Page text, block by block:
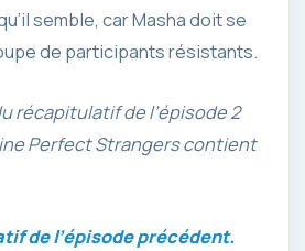
semble, car Masha doit se
de participants résistants.
récapitulatif de l’épisode 2
Perfect Strangers contient
de l’épisode précédent.